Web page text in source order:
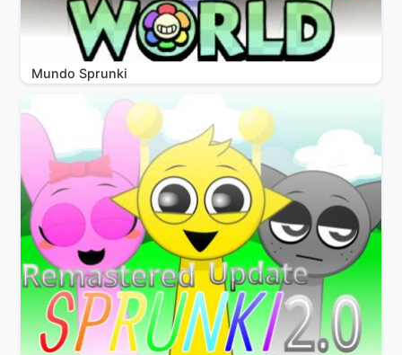
Mundo Sprunki